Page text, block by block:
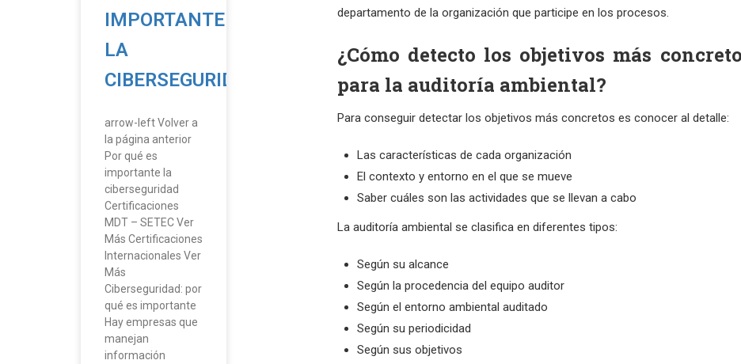
IMPORTANTE
LA
CIBERSEGURIDAD
arrow-left Volver a
la página anterior
Por qué es
importante la
ciberseguridad
Certificaciones
MDT – SETEC Ver
Más Certificaciones
Internacionales Ver
Más
Ciberseguridad: por
qué es importante
Hay empresas que
manejan
información
departamento de la organización que participe en los procesos.
¿Cómo detecto los objetivos más
para la auditoría ambiental?
Para conseguir detectar los objetivos más concretos es conocer al detalle:
Las características de cada organización
El contexto y entorno en el que se mueve
Saber cuáles son las actividades que se llevan a cabo
La auditoría ambiental se clasifica en diferentes tipos:
Según su alcance
Según la procedencia del equipo auditor
Según el entorno ambiental auditado
Según su periodicidad
Según sus objetivos